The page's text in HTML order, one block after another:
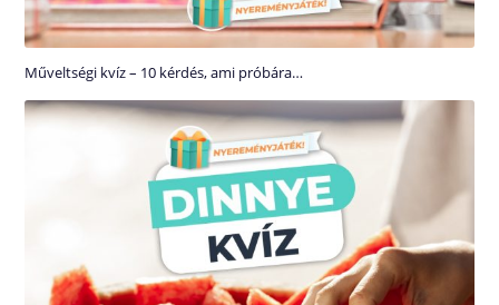
Műveltségi kvíz – 10 kérdés, ami próbára…